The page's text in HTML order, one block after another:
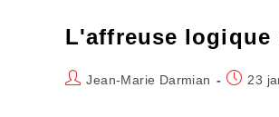
L'affreuse logique
Auteur/autrice
Jean-Marie Darmian 23